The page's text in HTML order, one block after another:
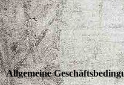
Allgemeine